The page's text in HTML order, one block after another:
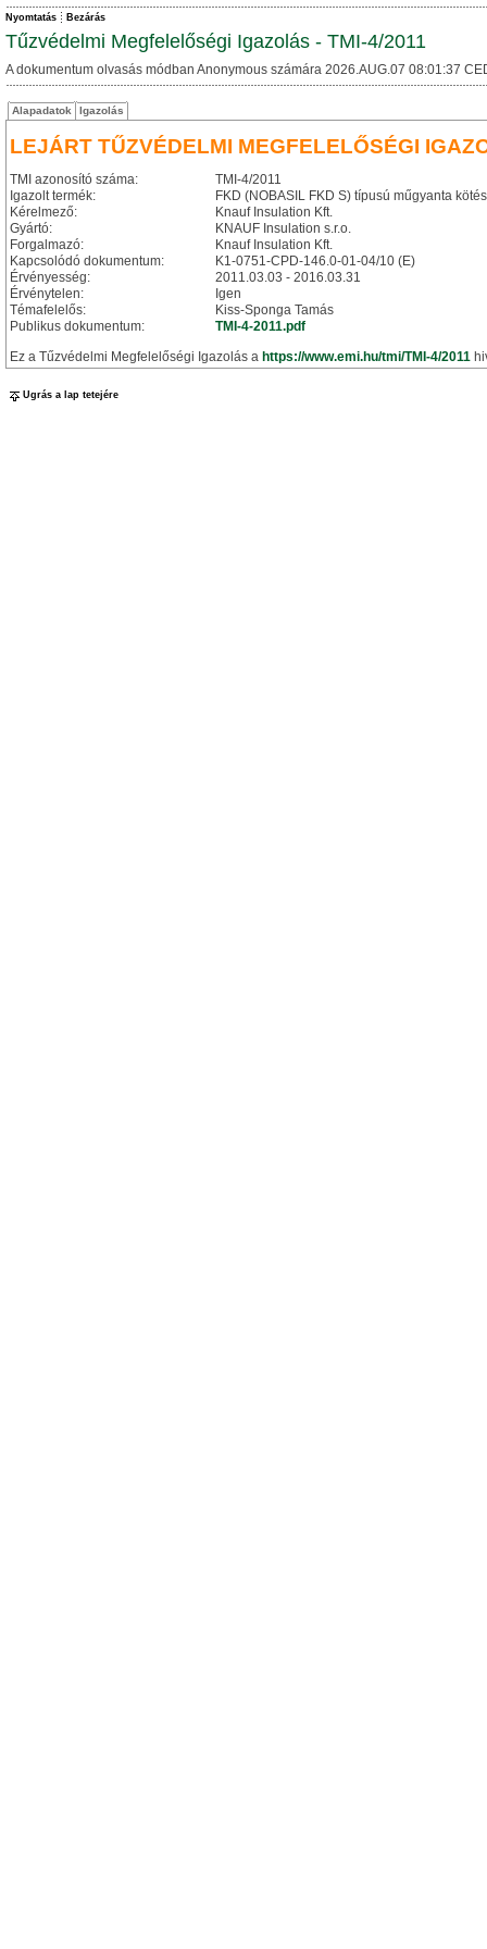
Nyomtatás Bezárás
Tűzvédelmi Megfelelőségi Igazolás - TMI-4/2011
A dokumentum olvasás módban Anonymous számára 2026.AUG.07 08:01:37
Alapadatok Igazolás
LEJÁRT TŰZVÉDELMI MEGFELELŐSÉGI
TMI azonosító száma:
TMI-4/2011
Igazolt termék:
FKD (NOBASIL FKD S) típusú műgyanta
Kérelmező:
Knauf Insulation Kft.
Gyártó:
KNAUF Insulation s.r.o.
Forgalmazó:
Knauf Insulation Kft.
Kapcsolódó dokumentum:
K1-0751-CPD-146.0-01-04/10 (E)
Érvényesség:
2011.03.03 - 2016.03.31
Érvénytelen:
Igen
Témafelelős:
Kiss-Sponga Tamás
Publikus dokumentum:
TMI-4-2011.pdf
Ez a Tűzvédelmi Megfelelőségi Igazolás a https://www.emi.hu/tmi/TMI-4/2011
Ugrás a lap tetejére